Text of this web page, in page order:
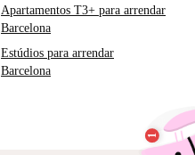
Apartamentos T3+ para arrendar
Barcelona
Estúdios para arrendar
Barcelona